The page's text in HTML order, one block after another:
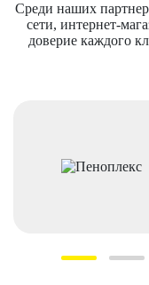
Среди наших
сети, интернет-
доверие каждого